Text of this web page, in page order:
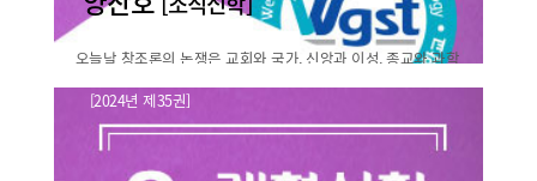
오늘날 창조론의 논쟁은 교회와 국가, 신앙과 이성, 종교와 과학
사이의 괴리감이 일어나는 영역 중 하나이다. 역사적으로 19세
기 다윈의 등장 이후 고조된 논쟁이지만, 기독교 내에서는 초대
교회 시대 때부터 이미 ..
신학과 과학의 대화: 어거스틴의 창조
사상에서 언급된 “종의 ..
[2024년 제35권]